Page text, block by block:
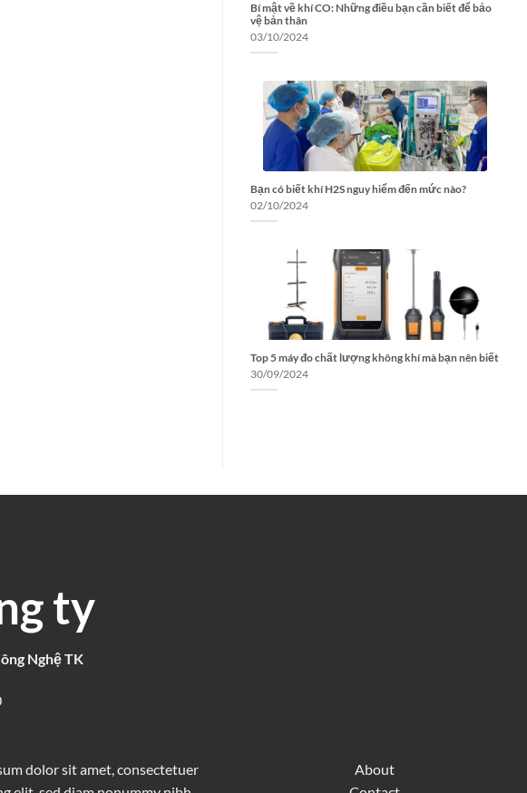
Bí mật về khí CO: Những điều bạn cần biết để bảo
vệ bản thân
03/10/2024
Bạn có biết khí H2S nguy hiểm đến mức nào?
02/10/2024
Top 5 máy đo chất lượng không khí mà bạn nên biết
30/09/2024
ty
Nghệ TK
dolor sit amet, consectetuer
About